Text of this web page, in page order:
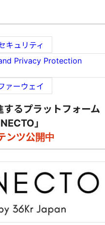
キュリティ
Privacy Protection
ァーウェイ
するプラットフォーム
」
ンツ公開中